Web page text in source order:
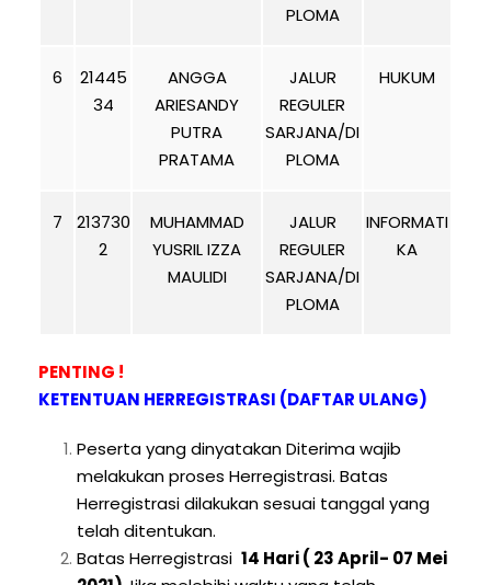
PLOMA
6
21445
34
ANGGA
ARIESANDY
PUTRA
PRATAMA
JALUR
REGULER
SARJANA/DI
PLOMA
HUKUM
7
213730
2
MUHAMMAD
YUSRIL IZZA
MAULIDI
JALUR
REGULER
SARJANA/DI
PLOMA
INFORMATI
KA
PENTING !
KETENTUAN HERREGISTRASI (DAFTAR ULANG)
Peserta yang dinyatakan Diterima wajib
melakukan proses Herregistrasi. Batas
Herregistrasi dilakukan sesuai tanggal yang
telah ditentukan.
Batas Herregistrasi 14 Hari ( 23 April- 07 Mei